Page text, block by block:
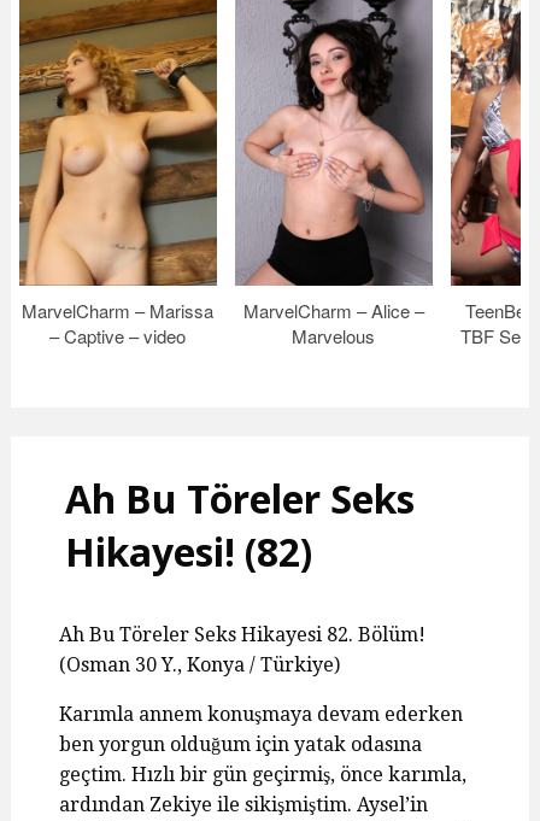
MarvelCharm – Marissa
– Captive – video
MarvelCharm – Alice –
Marvelous
TBF Set
Ah Bu Töreler Seks
Hikayesi! (82)
Ah Bu Töreler Seks Hikayesi 82. Bölüm!
(Osman 30 Y., Konya / Türkiye)
Karımla annem konuşmaya devam ederken
ben yorgun olduğum için yatak odasına
geçtim. Hızlı bir gün geçirmiş, önce karımla,
ardından Zekiye ile sikişmiştim. Aysel’in